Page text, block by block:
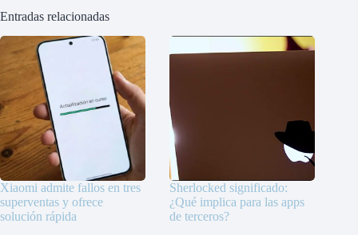
Entradas relacionadas
Xiaomi admite fallos en tres
superventas y ofrece
solución rápida
Sherlocked significado:
¿Qué implica para las apps
de terceros?